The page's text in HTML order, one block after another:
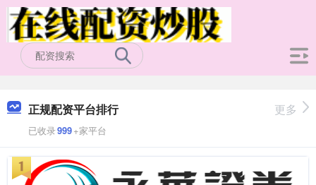
正规配资平台排行
已收录999+家平台
更多